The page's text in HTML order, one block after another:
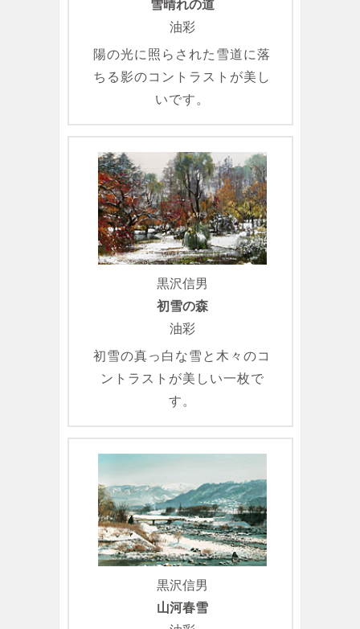
雪晴れの道
油彩
陽の光に照らされた雪道に落
ちる影のコントラストが美し
いです。
黒沢信男
初雪の森
油彩
初雪の真っ白な雪と木々のコ
ントラストが美しい一枚で
す。
黒沢信男
山河春雪